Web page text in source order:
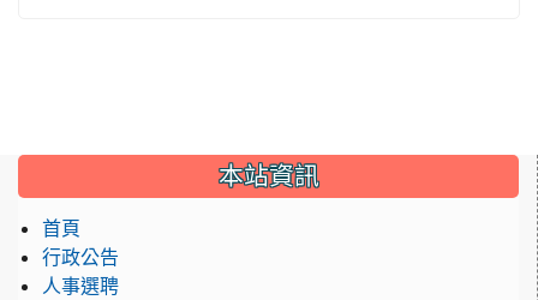
::: 本站資訊
首頁
行政公告
人事選聘